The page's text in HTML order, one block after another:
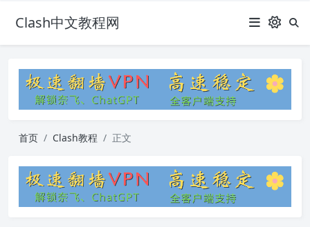
Clash中文教程网
首页 Clash教程 正文